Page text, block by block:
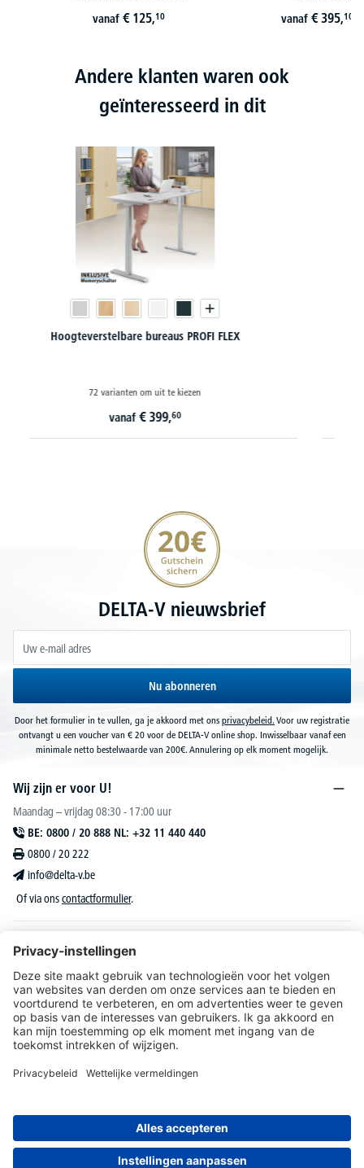
vanaf € 125,10 vanaf€ 395,10
Andere klanten waren ook
geïnteresseerd in dit
Hoogteverstelbare bureaus COMFORT II PROFI MODUL
85 varianten om uit te kiezen
vanaf€
20€ korting verzekeren
DELTA-V nieuwsbrief
Nu abonneren
Door het formulier in te vullen, ga je akkoord met ons privacybeleid. Voor uw registratie
ontvangt u een voucher van € 20 voor de DELTA-V online shop. Inwisselbaar vanaf een
minimale netto bestelwaarde van 200€. Annulering op elk moment mogelijk.
Wij zijn er voor U!
Maandag – vrijdag 08:30 - 17:00 uur
BE: 0800 / 20 888 NL: +32 11 440 440
0800 / 20 222
info@delta-v.be
Of via onscontactformulier.
DELTA-V Lucas
Klantenservice
Over DELTA-V
en organisaties.